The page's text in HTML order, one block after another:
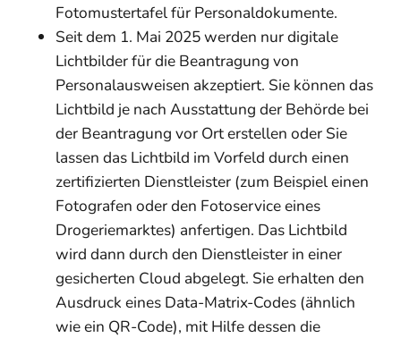
Fotomustertafel für Personaldokumente.
Seit dem 1. Mai 2025 werden nur digitale
Lichtbilder für die Beantragung von
Personalausweisen akzeptiert. Sie können das
Lichtbild je nach Ausstattung der Behörde bei
der Beantragung vor Ort erstellen oder Sie
lassen das Lichtbild im Vorfeld durch einen
zertifizierten Dienstleister (zum Beispiel einen
Fotografen oder den Fotoservice eines
Drogeriemarktes) anfertigen. Das Lichtbild
wird dann durch den Dienstleister in einer
gesicherten Cloud abgelegt. Sie erhalten den
Ausdruck eines Data-Matrix-Codes (ähnlich
wie ein QR-Code), mit Hilfe dessen die